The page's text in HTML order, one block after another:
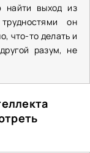
найти выход из
он
что-то делать и
разум, не